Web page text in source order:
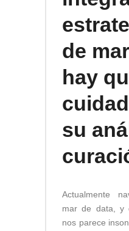
de
hay
su
Actualmente
mar de data, y
nos parece